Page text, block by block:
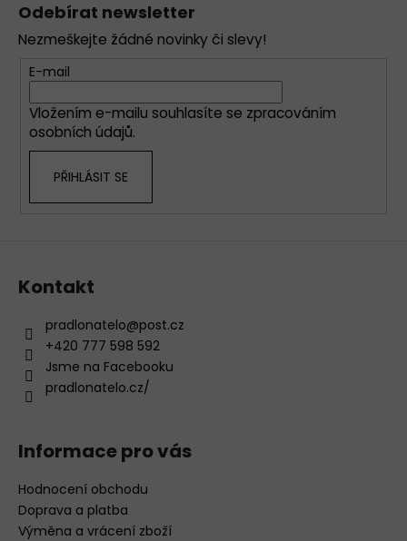
a
í
p
r
Odebírat newsletter
Nezmeškejte žádné novinky či slevy!
E-mail
Vložením e-mailu souhlasíte se zpracováním
osobních údajů.
PŘIHLÁSIT SE
Kontakt
pradlonatelo@post.cz
+420 777 598 592
Jsme na Facebooku
pradlonatelo.cz/
Informace pro vás
Hodnocení obchodu
Doprava a platba
Výměna a vrácení zboží